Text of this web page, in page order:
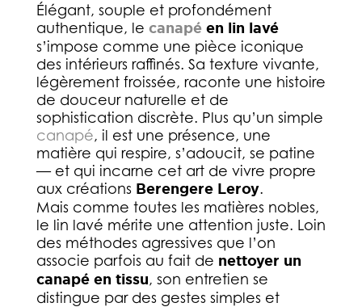
Élégant, souple et profondément
authentique, le canapé en lin lavé
s’impose comme une pièce iconique
des intérieurs raffinés. Sa texture vivante,
légèrement froissée, raconte une histoire
de douceur naturelle et de
sophistication discrète. Plus qu’un simple
canapé, il est une présence, une
matière qui respire, s’adoucit, se patine
— et qui incarne cet art de vivre propre
aux créations Berengere Leroy.
Mais comme toutes les matières nobles,
le lin lavé mérite une attention juste. Loin
des méthodes agressives que l’on
associe parfois au fait de nettoyer un
canapé en tissu, son entretien se
distingue par des gestes simples et